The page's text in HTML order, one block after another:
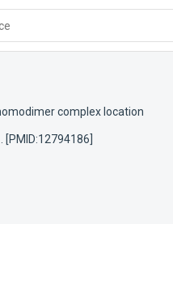
complex location